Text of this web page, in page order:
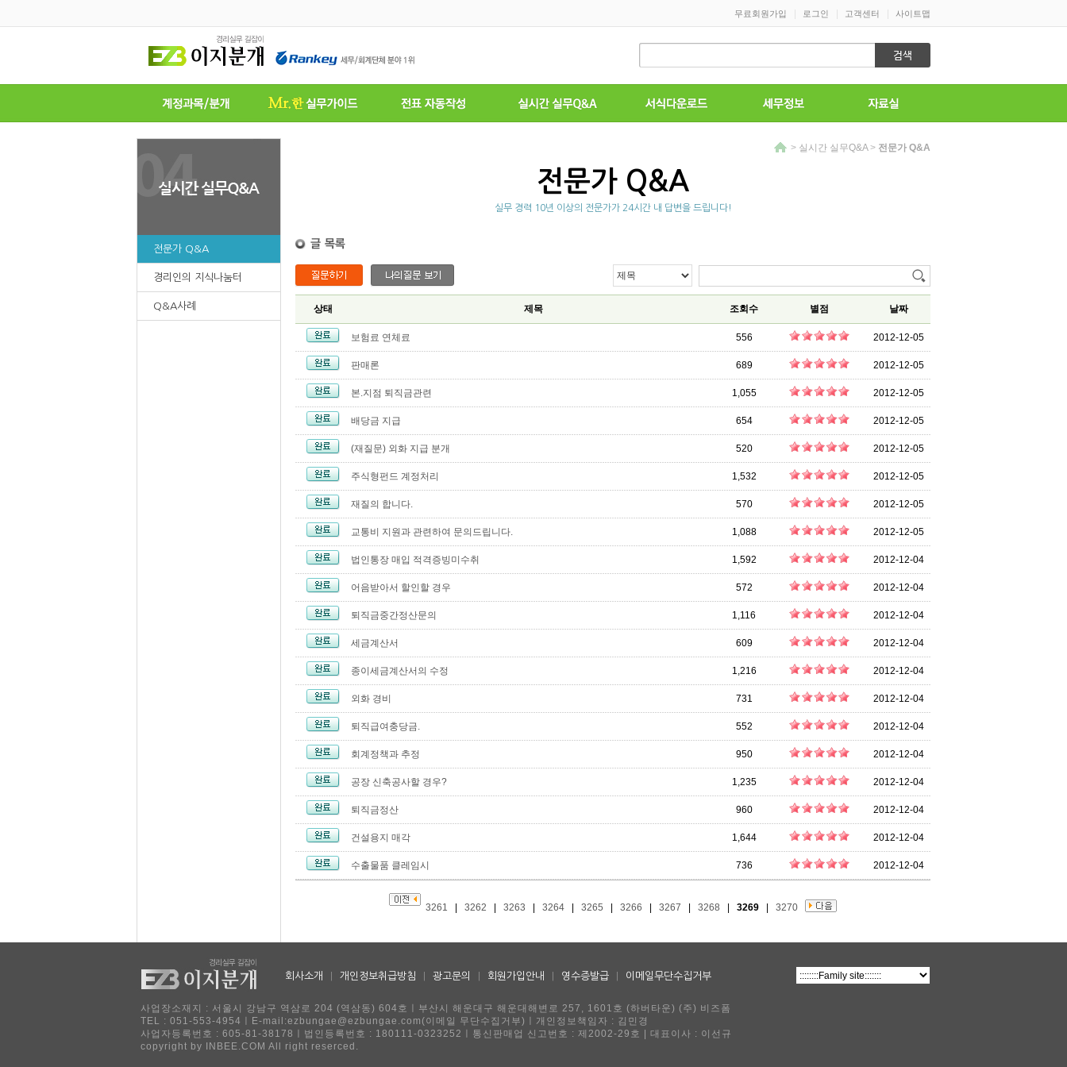
무료회원가입 로그인 고객센터 사이트맵
전문가 Q&A
경리인의 지식나눔터
Q&A사례
> 실시간 실무Q&A> 전문가 Q&A
전문가 Q&A
실무 경력 10년 이상의 전문가가 24시간 내 답변을 드립니다!
상태 제목 조회수 별점 날짜
보험료 연체료 556 2012-12-05
판매론 689 2012-12-05
본.지점 퇴직금관련 1,055 2012-12-05
배당금 지급 654 2012-12-05
(재질문) 외화 지급 분개 520 2012-12-05
주식형펀드 계정처리 1,532 2012-12-05
재질의 합니다. 570 2012-12-05
교통비 지원과 관련하여 문의드립니다. 1,088 2012-12-05
법인통장 매입 적격증빙미수취 1,592 2012-12-04
어음받아서 할인할 경우 572 2012-12-04
퇴직금중간정산문의 1,116 2012-12-04
세금계산서 609 2012-12-04
종이세금계산서의 수정 1,216 2012-12-04
외화 경비 731 2012-12-04
퇴직급여충당금. 552 2012-12-04
회계정책과 추정 950 2012-12-04
공장 신축공사할 경우? 1,235 2012-12-04
퇴직금정산 960 2012-12-04
건설용지 매각 1,644 2012-12-04
수출물품 클레임시 736 2012-12-04
3261 3262 3263 3264 3265 3266 3267 3268 3269 3270
회사소개 개인정보취급방침 광고문의 회원가입안내 영수증발급 이메일무단수집거부
사업장소재지 : 서울시 강남구 역삼로 204 (역삼동) 604호ㅣ부산시 해운대구 해운대해변로 257, 1601호 (하버타운) (주) 비즈폼
TEL : 051-553-4954ㅣE-mail:ezbungae@ezbungae.com(이메일 무단수집거부)ㅣ개인정보책임자 : 김민경
사업자등록번호 : 605-81-38178ㅣ법인등록번호 : 180111-0323252ㅣ통신판매업 신고번호 : 제2002-29호 | 대표이사 : 이선규
copyright by INBEE.COM All right reserced.